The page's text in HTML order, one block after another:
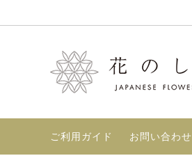
マヤンエッセンス
び方】
ご利用ガイド お問い合わせ